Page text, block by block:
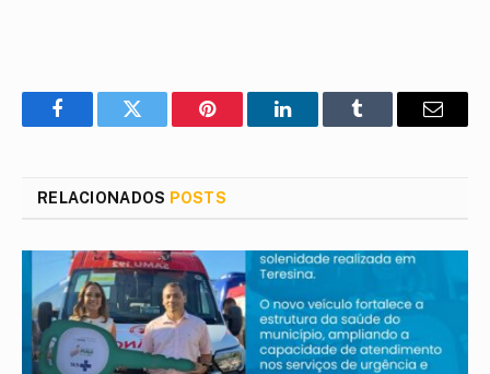
FacebookTwitter Pinterest LinkedInTumblr
E-
RELACIONADOS POSTS